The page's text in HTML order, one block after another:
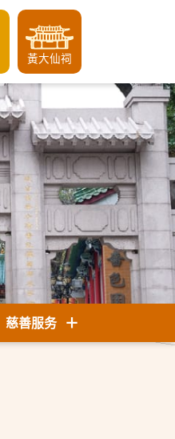
黃大仙祠
慈善服务